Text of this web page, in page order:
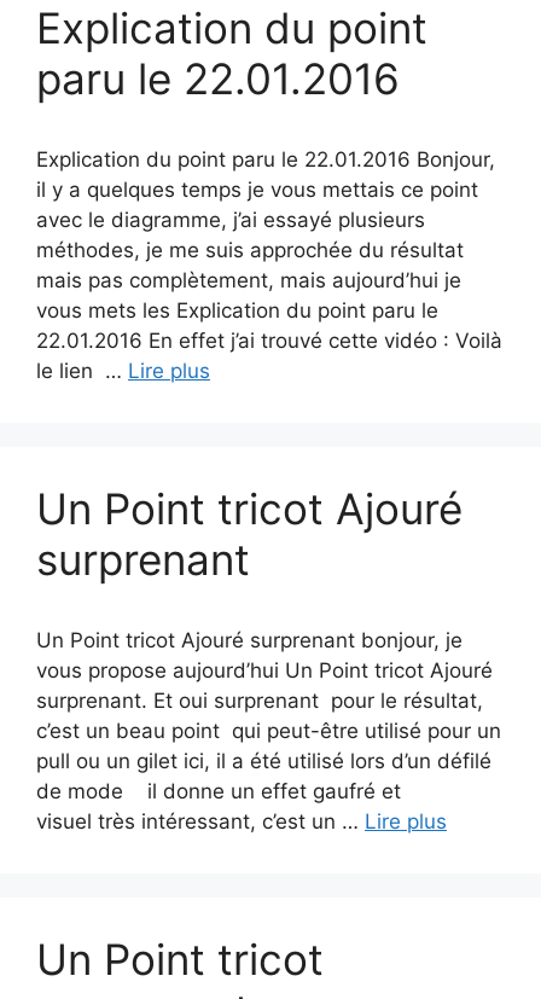
Explication du point
paru le 22.01.2016
Explication du point paru le 22.01.2016 Bonjour,
il y a quelques temps je vous mettais ce point
avec le diagramme, j’ai essayé plusieurs
méthodes, je me suis approchée du résultat
mais pas complètement, mais aujourd’hui je
vous mets les Explication du point paru le
22.01.2016 En effet j’ai trouvé cette vidéo : Voilà
le lien … Lire plus
Un Point tricot Ajouré
surprenant
Un Point tricot Ajouré surprenant bonjour, je
vous propose aujourd’hui Un Point tricot Ajouré
surprenant. Et oui surprenant pour le résultat,
c’est un beau point qui peut-être utilisé pour un
pull ou un gilet ici, il a été utilisé lors d’un défilé
de mode il donne un effet gaufré et
visuel très intéressant, c’est un … Lire plus
Un Point tricot